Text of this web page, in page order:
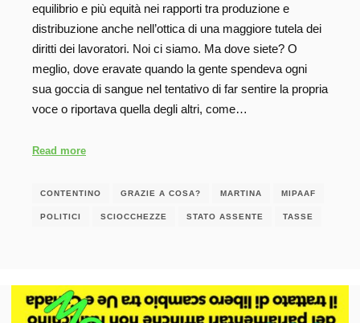
equilibrio e più equità nei rapporti tra produzione e
distribuzione anche nell’ottica di una maggiore tutela dei
diritti dei lavoratori. Noi ci siamo. Ma dove siete? O
meglio, dove eravate quando la gente spendeva ogni
sua goccia di sangue nel tentativo di far sentire la propria
voce o riportava quella degli altri, come…
Read more
CONTENTINO GRAZIE A COSA? MARTINA MIPAAF
POLITICI SCIOCCHEZZE STATO ASSENTE TASSE